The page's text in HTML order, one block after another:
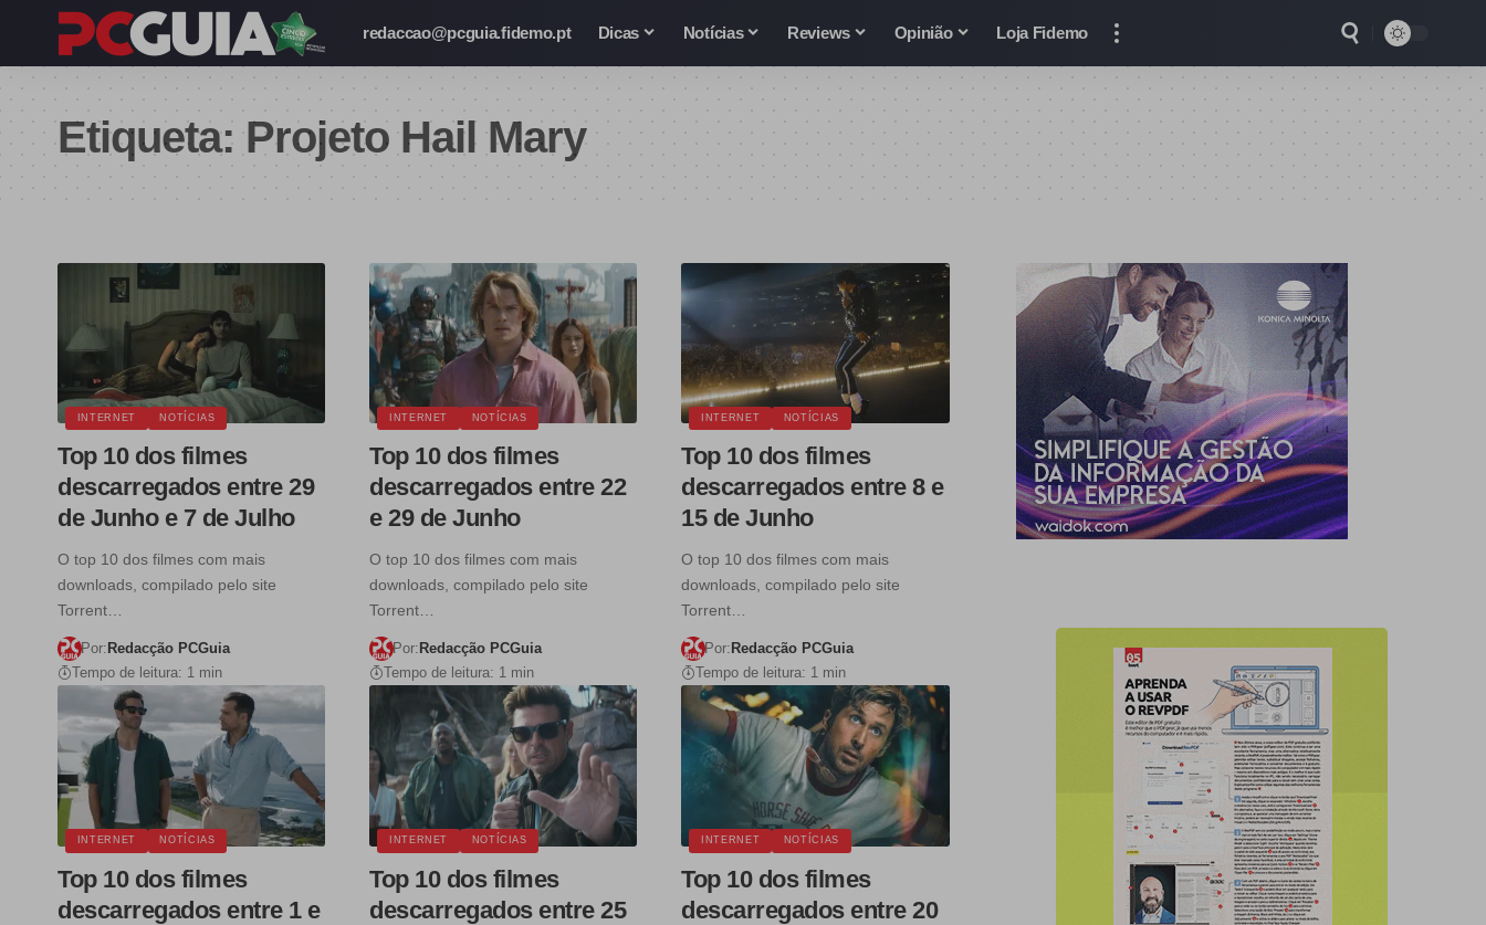
redaccao@pcguia.fidemo.pt Dicas Notícias Reviews Opinião Loja Fidemo
Etiqueta: Projeto Hail Mary
INTERNET NOTÍCIAS
Top 10 dos filmes
descarregados entre 29
de Junho e 7 de Julho
O top 10 dos filmes com mais
downloads, compilado pelo site
Torrent…
Por: Redacção PCGuia
Tempo de leitura: 1 min
INTERNET NOTÍCIAS
Top 10 dos filmes
descarregados entre 22
e 29 de Junho
O top 10 dos filmes com mais
downloads, compilado pelo site
Torrent…
Por: Redacção PCGuia
Tempo de leitura: 1 min
INTERNET NOTÍCIAS
Top 10 dos filmes
descarregados entre 8 e
15 de Junho
O top 10 dos filmes com mais
downloads, compilado pelo site
Torrent…
Por: Redacção PCGuia
Tempo de leitura: 1 min
INTERNET NOTÍCIAS
Top 10 dos filmes
descarregados entre 1 e
INTERNET NOTÍCIAS
Top 10 dos filmes
descarregados entre 25
INTERNET NOTÍCIAS
Top 10 dos filmes
descarregados entre 20